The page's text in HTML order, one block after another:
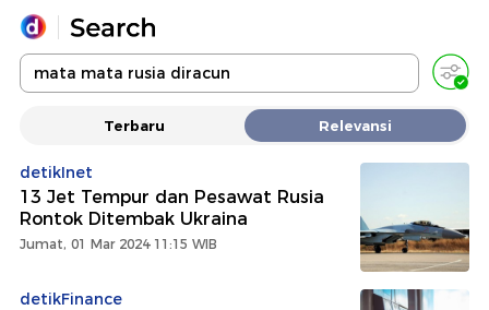
Yang sedang ramai dicari
Promoted
Terbaru Relevansi
detikInet
13 Jet Tempur dan Pesawat Rusia
Rontok Ditembak Ukraina
Jumat, 01 Mar 2024 11:15 WIB
detikFinance